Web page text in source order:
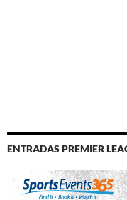
ENTRADAS PREMIER